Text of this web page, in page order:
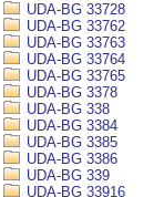
UDA-BG 33728
UDA-BG 33762
UDA-BG 33763
UDA-BG 33764
UDA-BG 33765
UDA-BG 3378
UDA-BG 338
UDA-BG 3384
UDA-BG 3385
UDA-BG 3386
UDA-BG 339
UDA-BG 33916